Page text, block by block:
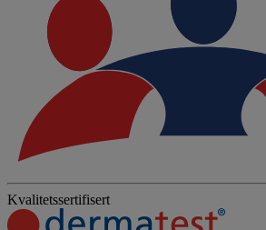
Kvalitetssertifisert